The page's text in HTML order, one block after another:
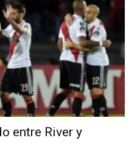
entre River y